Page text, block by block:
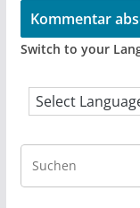
Switch to your